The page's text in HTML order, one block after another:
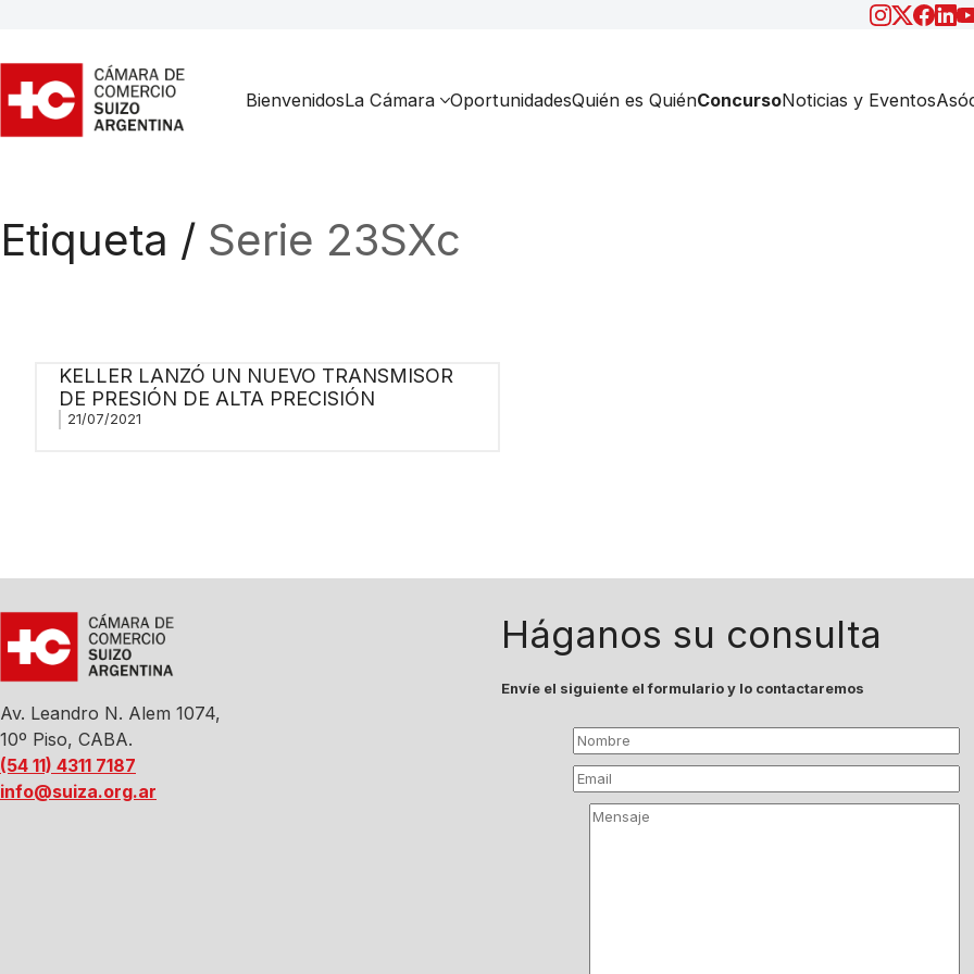
BienvenidosLa Cámara OportunidadesQuién es QuiénConcursoNoticias y Eventos
Etiqueta / Serie 23SXc
KELLER LANZÓ UN NUEVO TRANSMISOR
DE PRESIÓN DE ALTA PRECISIÓN
21/07/2021
Av. Leandro N. Alem 1074,
10º Piso, CABA.
(54 11) 4311 7187
info@suiza.org.ar
Háganos su consulta
Envíe el siguiente el formulario y lo contactaremos